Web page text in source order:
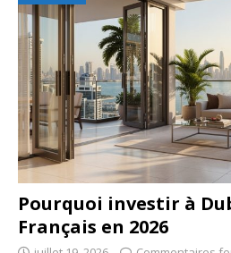
Pourquoi investir à
Français en 2026